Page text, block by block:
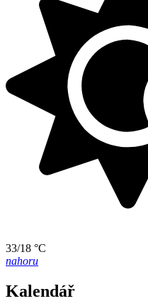
33/18 °C
nahoru
Kalendář